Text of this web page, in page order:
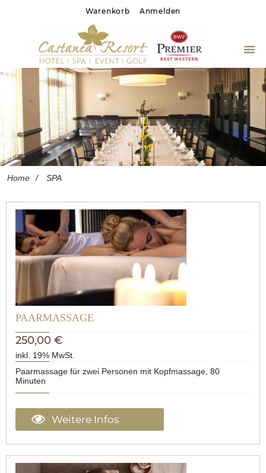
Warenkorb Anmelden
Home
Gastronomie
SPA
Wertgutscheine
Hotel Homepage
Home SPA
PAARMASSAGE
250,00 €
inkl. 19% MwSt.
Paarmassage für zwei Personen mit Kopfmassage, 80
Minuten
Weitere Infos